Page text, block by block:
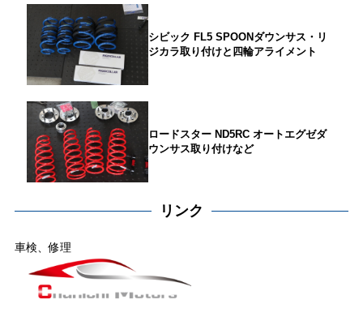
シビック FL5 SPOONダウンサス・リ
ジカラ取り付けと四輪アライメント
ロードスター ND5RC オートエグゼダ
ウンサス取り付けなど
リンク
車検、修理